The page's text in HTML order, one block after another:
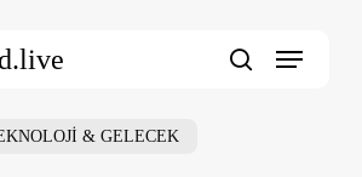
Menu
& GELECEK